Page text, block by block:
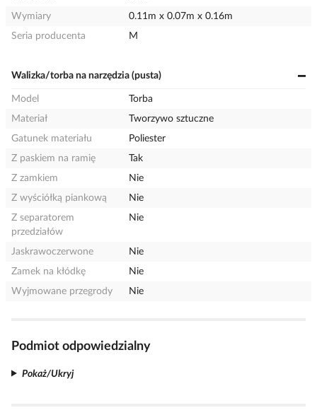
Wymiary
0.11m x 0.07m x 0.16m
Seria producenta
M
Walizka/torba na narzędzia (pusta)
Model
Torba
Materiał
Tworzywo sztuczne
Gatunek materiału
Poliester
Z paskiem na ramię
Tak
Z zamkiem
Nie
Z wyściółką piankową
Nie
Z separatorem
przedziałów
Nie
Jaskrawoczerwone
Nie
Zamek na kłódkę
Nie
Wyjmowane przegrody
Nie
Podmiot odpowiedzialny
Pokaż/Ukryj